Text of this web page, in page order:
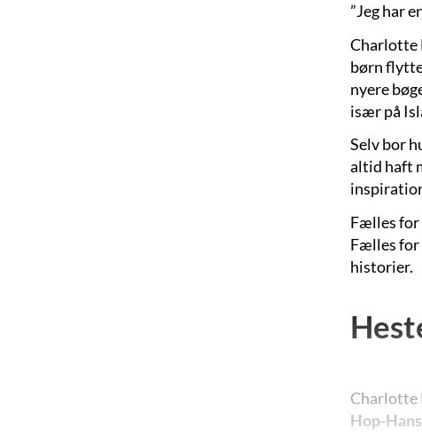
”Jeg har
Charlotte
børn
nyere
især på
Selv bor
altid haft
Fælles for
Fælles for
historier.
Charlotte
Hop-